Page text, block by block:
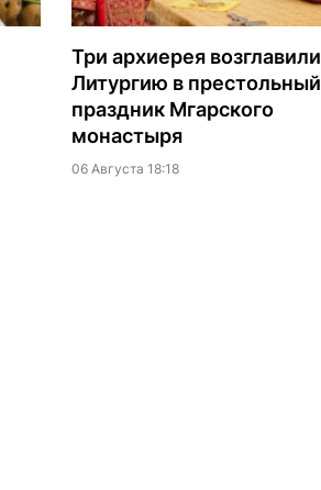
Три архиерея возглавили
Литургию в престольный
праздник Мгарского
монастыря
06 Августа 18:18